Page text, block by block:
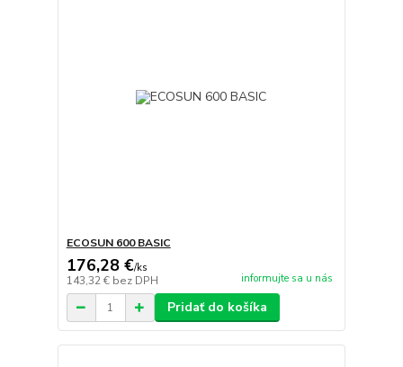
ECOSUN 600 BASIC
176,28 €/ks
143,32 € bez DPH informujte sa u nás
Pridať do košíka